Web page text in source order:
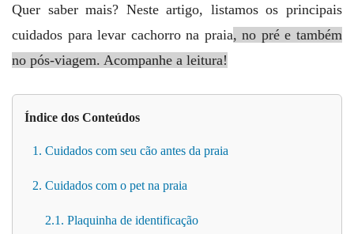
Quer saber mais? Neste artigo, listamos os principais
cuidados para levar cachorro na praia, no pré e também
no pós-viagem. Acompanhe a leitura!
Índice dos Conteúdos
1. Cuidados com seu cão antes da praia
2. Cuidados com o pet na praia
2.1. Plaquinha de identificação